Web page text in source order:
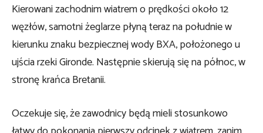
Kierowani zachodnim wiatrem o prędkości około 12
węzłów, samotni żeglarze płyną teraz na południe w
kierunku znaku bezpiecznej wody BXA, położonego u
ujścia rzeki Gironde. Następnie skierują się na północ, w
stronę krańca Bretanii.
Oczekuje się, że zawodnicy będą mieli stosunkowo